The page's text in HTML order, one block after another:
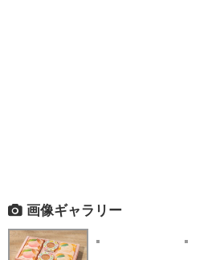
画像ギャラリー